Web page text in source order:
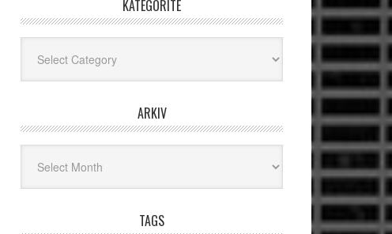
KATEGORITË
ARKIV
TAGS